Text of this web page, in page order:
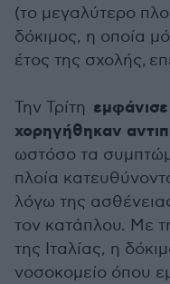
(το μεγαλύτερο
δόκιμος, η οποία
έτος της σχολής,
Την Τρίτη
χορηγήθηκαν
ωστόσο τα
πλοία
λόγω της
τον κατάπλου. Με
της Ιταλίας, η
νοσοκομείο όπου